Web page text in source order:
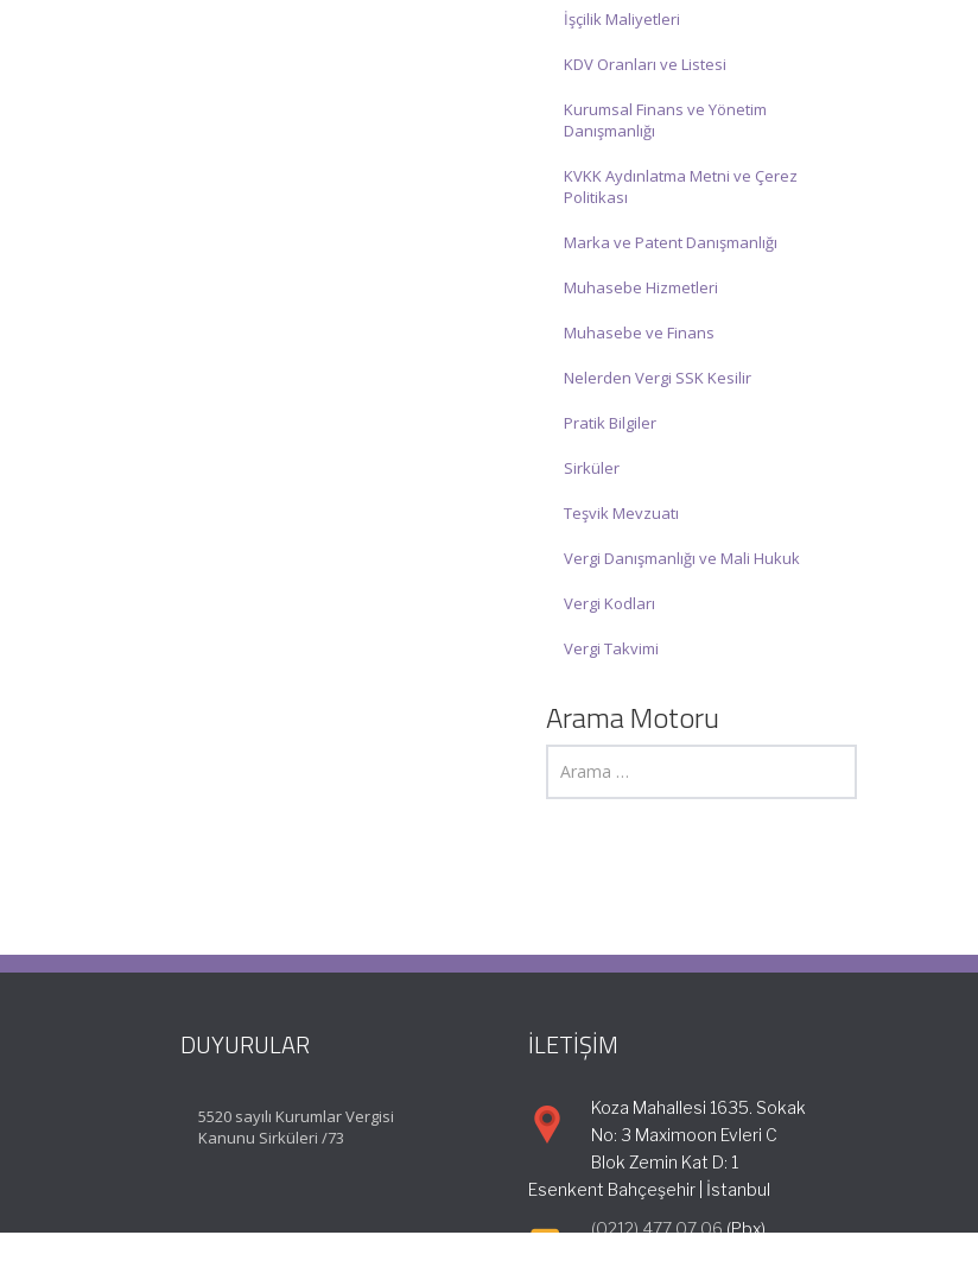
İşçilik Maliyetleri
KDV Oranları ve Listesi
Kurumsal Finans ve Yönetim
Danışmanlığı
KVKK Aydınlatma Metni ve Çerez
Politikası
Marka ve Patent Danışmanlığı
Muhasebe Hizmetleri
Muhasebe ve Finans
Nelerden Vergi SSK Kesilir
Pratik Bilgiler
Sirküler
Teşvik Mevzuatı
Vergi Danışmanlığı ve Mali Hukuk
Vergi Kodları
Vergi Takvimi
Arama Motoru
DUYURULAR
5520 sayılı Kurumlar Vergisi
Kanunu Sirküleri /73
İLETİŞİM
Koza Mahallesi 1635. Sokak
No: 3 Maximoon Evleri C
Blok Zemin Kat D: 1
Esenkent Bahçeşehir | İstanbul
(0212) 477 07 06(Pbx)